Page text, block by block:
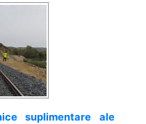
suplimentare ale